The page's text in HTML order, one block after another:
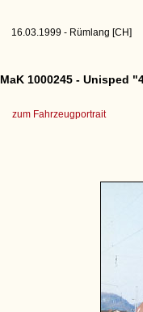
16.03.1999 - Rümlang [CH]
MaK 1000245 - Unisped
zum Fahrzeugportrait